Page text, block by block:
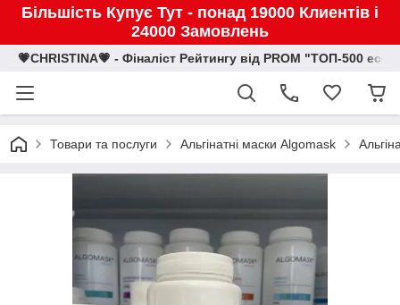
Більшість Купує Тут - понад 19000 Клиентів і
24000 Замовлень
💗CHRISTINA💗 - Фіналіст Рейтингу від PROM "ТОП-500
Товари та послуги Альгінатні маски Algomask